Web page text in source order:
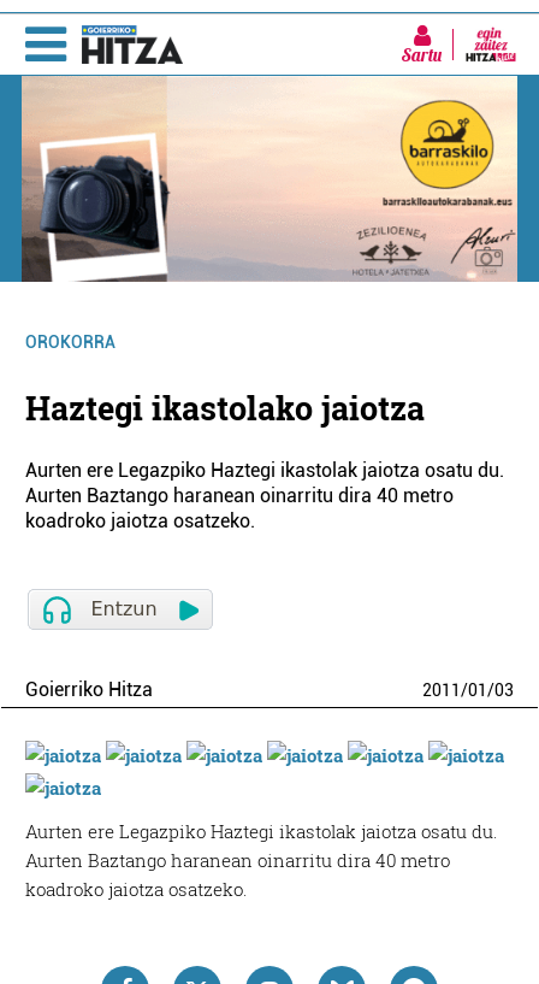
Sartu
OROKORRA
Haztegi ikastolako jaiotza
Aurten ere Legazpiko Haztegi ikastolak jaiotza osatu du.
Aurten Baztango haranean oinarritu dira 40 metro
koadroko jaiotza osatzeko.
Goierriko Hitza 2011/01/03
Aurten ere Legazpiko Haztegi ikastolak jaiotza osatu du.
Aurten Baztango haranean oinarritu dira 40 metro
koadroko jaiotza osatzeko.